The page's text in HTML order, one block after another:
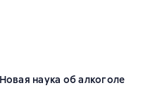
4,7 на основе 121 оценок
наука об алкоголе